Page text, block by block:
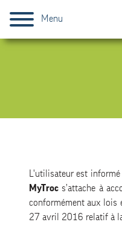
Menu
L'utilisateur est
MyTroc s’attache à
conformément aux lois
27 avril 2016 relatif à la